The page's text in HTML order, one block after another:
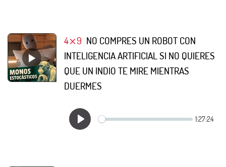
4⨯9 NO COMPRES UN ROBOT CON
INTELIGENCIA ARTIFICIAL SI NO QUIERES
QUE UN INDIO TE MIRE MIENTRAS
DUERMES